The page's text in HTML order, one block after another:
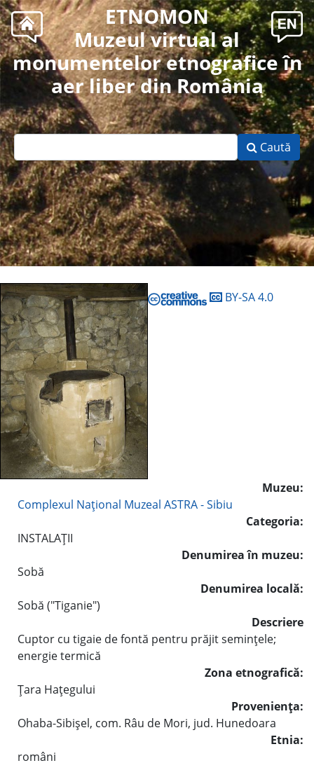
ETNOMON
Muzeul virtual al
monumentelor etnografice în
aer liber din România
Caută
BY-SA 4.0
Muzeu:
Complexul Naţional Muzeal ASTRA - Sibiu
Categoria:
INSTALAŢII
Denumirea în muzeu:
Sobă
Denumirea locală:
Sobă ("Tiganie")
Descriere
Cuptor cu tigaie de fontă pentru prăjit seminţele;
energie termică
Zona etnografică:
Ţara Haţegului
Provenienţa:
Ohaba-Sibişel, com. Râu de Mori, jud. Hunedoara
Etnia:
români